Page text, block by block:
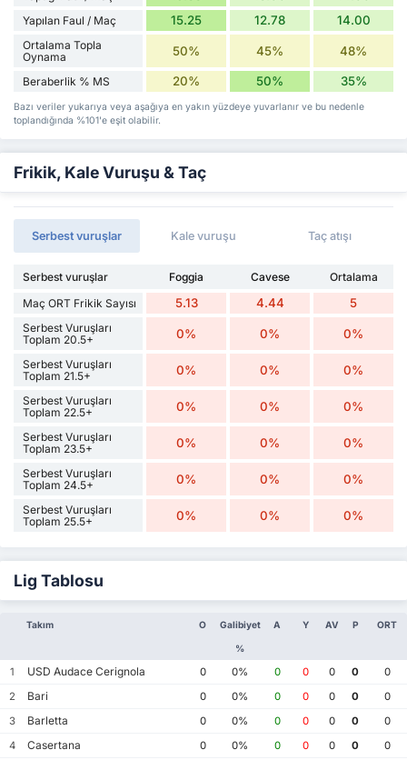
Yapılan Faul / Maç 15.25 12.78 14.00
Ortalama Topla
Oynama
50% 45% 48%
Beraberlik % MS 20% 50% 35%
Bazı veriler yukarıya veya aşağıya en yakın yüzdeye yuvarlanır ve bu nedenle
toplandığında %101'e eşit olabilir.
Frikik, Kale Vuruşu & Taç
Serbest vuruşlar Kale vuruşu Taç atışı
Serbest vuruşlar Foggia Cavese
Ortalama
Maç ORT Frikik Sayısı
5.13 4.44 5
Serbest Vuruşları
Toplam 20.5+
0% 0% 0%
Serbest Vuruşları
Toplam 21.5+
0% 0% 0%
Serbest Vuruşları
Toplam 22.5+
0% 0% 0%
Serbest Vuruşları
Toplam 23.5+
0% 0% 0%
Serbest Vuruşları
Toplam 24.5+
0% 0% 0%
Serbest Vuruşları
Toplam 25.5+
0% 0% 0%
Lig Tablosu
Takım O Galibiyet
%
A Y AV P ORT
1 USD Audace Cerignola 0 0% 0 0 0 0
0
2
Bari 0 0% 0 0 0 0
0
3
Barletta 0 0% 0 0 0 0
0
4
Casertana 0 0% 0 0 0 0 0